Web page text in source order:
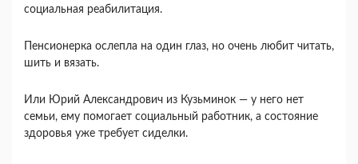
социальная реабилитация.
Пенсионерка ослепла на один глаз, но очень любит читать,
шить и вязать.
Или Юрий Александрович из Кузьминок — у него нет
семьи, ему помогает социальный работник, а состояние
здоровья уже требует сиделки.